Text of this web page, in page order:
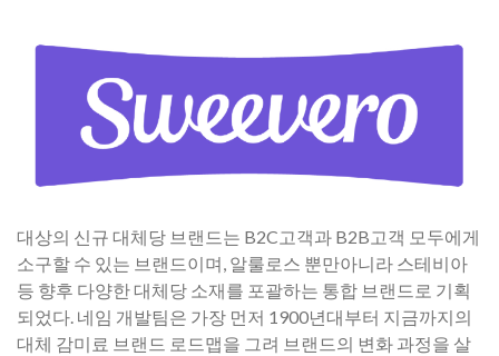
​대상의 신규 대체당 브랜드는 B2C고객과 B2B고객 모두에게
소구할 수 있는 브랜드이며, 알룰로스 뿐만아니라 스테비아
등 향후 다양한 대체당 소재를 포괄하는 통합 브랜드로 기획
되었다. 네임 개발팀은 가장 먼저 1900년대부터 지금까지의
대체 감미료 브랜드 로드맵을 그려 브랜드의 변화 과정을 살